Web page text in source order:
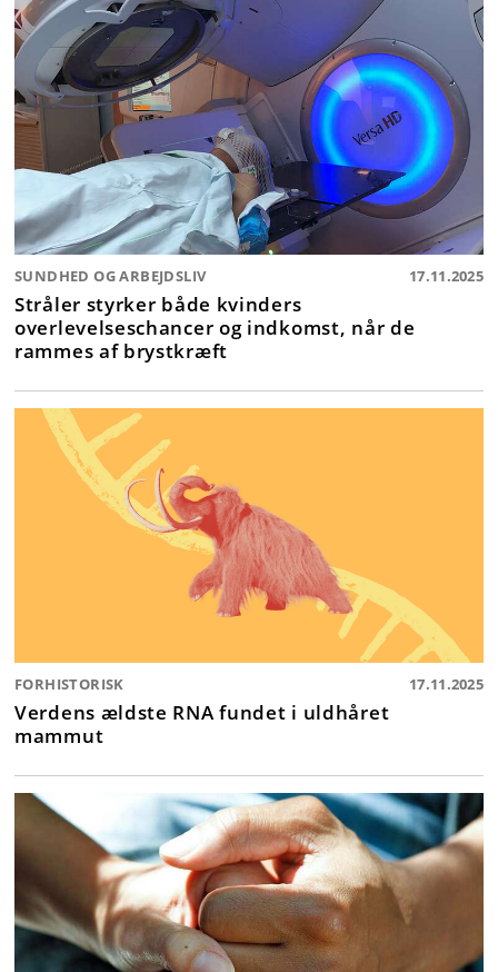
SUNDHED OG ARBEJDSLIV 17.11.2025
Stråler styrker både kvinders
overlevelseschancer og indkomst, når de
rammes af brystkræft
FORHISTORISK 17.11.2025
Verdens ældste RNA fundet i uldhåret
mammut